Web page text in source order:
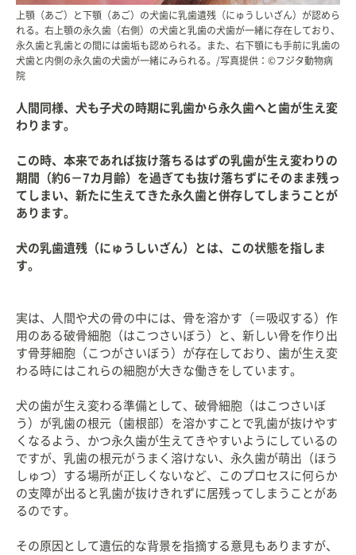
上顎（あご）と下顎（あご）の犬歯に乳歯遺残（にゅうしいざん）が認めら
れる。右上顎の永久歯（右側）の犬歯と乳歯の犬歯が一緒に存在しており、
永久歯と乳歯との間には歯垢も認められる。また、右下顎にも手前に乳歯の
犬歯と内側の永久歯の犬歯が一緒にみられる。/写真提供：©フジタ動物病
院
人間同様、犬も子犬の時期に乳歯から永久歯へと歯が生え変
わります。
この時、本来であれば抜け落ちるはずの乳歯が生え変わりの
期間（約6－7カ月齢）を過ぎても抜け落ちずにそのまま残っ
てしまい、新たに生えてきた永久歯と併存してしまうことが
あります。
犬の乳歯遺残（にゅうしいざん）とは、この状態を指しま
す。
実は、人間や犬の骨の中には、骨を溶かす（＝吸収する）作
用のある破骨細胞（はこつさいぼう）と、新しい骨を作り出
す骨芽細胞（こつがさいぼう）が存在しており、歯が生え変
わる時にはこれらの細胞が大きな働きをしています。
犬の歯が生え変わる準備として、破骨細胞（はこつさいぼ
う）が乳歯の根元（歯根部）を溶かすことで乳歯が抜けやす
くなるよう、かつ永久歯が生えてきやすいようにしているの
ですが、乳歯の根元がうまく溶けない、永久歯が萌出（ほう
しゅつ）する場所が正しくないなど、このプロセスに何らか
の支障が出ると乳歯が抜けきれずに居残ってしまうことがあ
るのです。
その原因として遺伝的な背景を指摘する意見もありますが、